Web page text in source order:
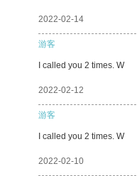
2022-02-14
游客
I called you 2 times. W
2022-02-12
游客
I called you 2 times. W
2022-02-10